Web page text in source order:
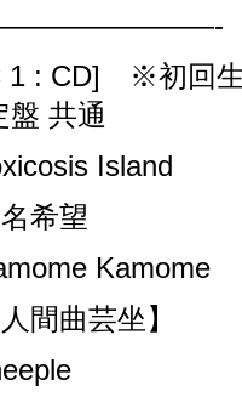
1 : CD] ※初回生
盤 共通
Island
希望
Kamome
人間曲芸坐】